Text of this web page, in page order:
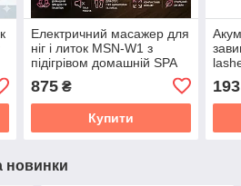
Електричний масажер для
ніг і литок MSN-W1 з
підігрівом домашній SPA
875₴
Купити
193
новинки